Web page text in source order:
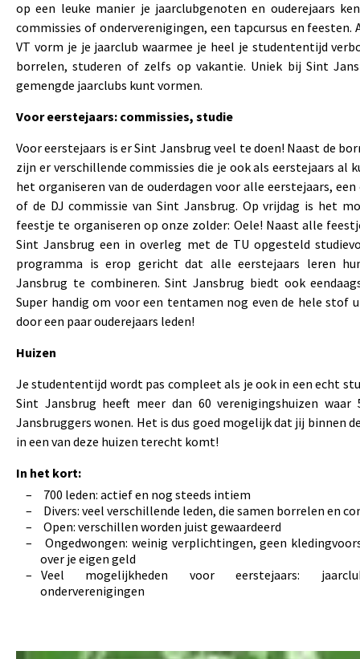
op een leuke manier je jaarclubgenoten en ouderejaars
commissies of onderverenigingen, een tapcursus en feesten.
VT vorm je je jaarclub waarmee je heel je studententijd
borrelen, studeren of zelfs op vakantie. Uniek bij Sint
gemengde jaarclubs kunt vormen.
Voor eerstejaars: commissies, studie
Voor eerstejaars is er Sint Jansbrug veel te doen! Naast de
zijn er verschillende commissies die je ook als eerstejaars al
het organiseren van de ouderdagen voor alle eerstejaars,
of de DJ commissie van Sint Jansbrug. Op vrijdag is het
feestje te organiseren op onze zolder: Oele! Naast alle
Sint Jansbrug een in overleg met de TU opgesteld
programma is erop gericht dat alle eerstejaars leren
Jansbrug te combineren. Sint Jansbrug biedt ook
Super handig om voor een tentamen nog even de hele stof
door een paar ouderejaars leden!
Huizen
Je studententijd wordt pas compleet als je ook in een echt
Sint Jansbrug heeft meer dan 60 verenigingshuizen
Jansbruggers wonen. Het is dus goed mogelijk dat jij binnen
in een van deze huizen terecht komt!
In het kort:
700 leden: actief en nog steeds intiem
Divers: veel verschillende leden, die samen borrelen en
Open: verschillen worden juist gewaardeerd
Ongedwongen: weinig verplichtingen, geen
over je eigen geld
Veel mogelijkheden voor eerstejaars:
onderverenigingen